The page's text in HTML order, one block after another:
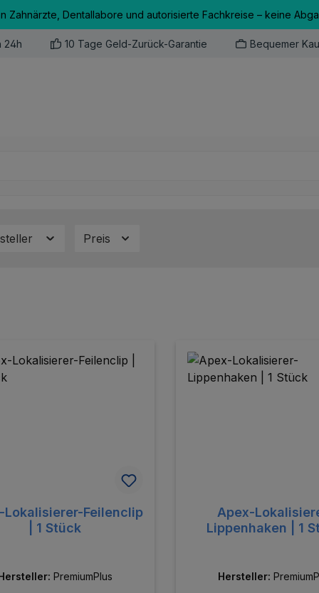
Zahnärzte, Dentallabore und autorisierte Fachkreise – keine
24h 10 Tage Geld-Zurück-Garantie Bequemer
Preis
Lokalisierer-Feilenclip
| 1 Stück
PremiumPlus
Apex-
Lippenhaken | 1
Hersteller: